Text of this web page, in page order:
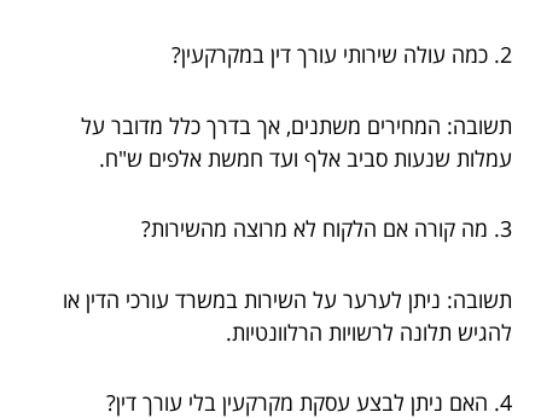
2. כמה עולה שירותי עורך דין במקרקעין?
תשובה: המחירים משתנים, אך בדרך כלל מדובר על
עמלות שנעות סביב אלף ועד חמשת אלפים ש"ח.
3. מה קורה אם הלקוח לא מרוצה מהשירות?
תשובה: ניתן לערער על השירות במשרד עורכי הדין או
להגיש תלונה לרשויות הרלוונטיות.
4. האם ניתן לבצע עסקת מקרקעין בלי עורך דין?